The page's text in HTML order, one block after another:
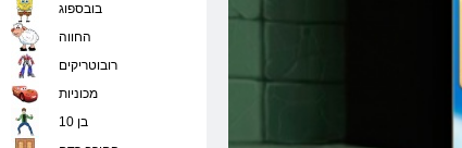
בובספוג
החווה
רובוטריקים
מכוניות
בן 10